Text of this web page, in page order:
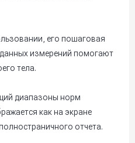
его пошаговая
данных измерений помогают
тела.
диапазоны норм
как на экране
отчета.